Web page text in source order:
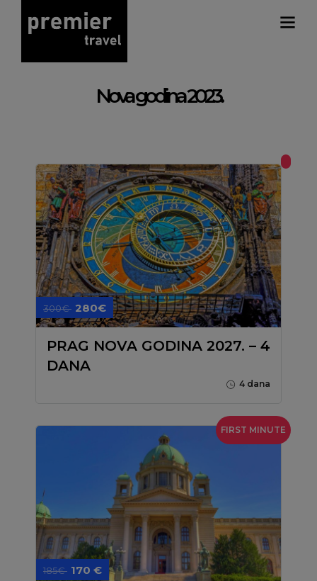
Nova godina 2023.
300€ 280€
PRAG NOVA GODINA 2027. – 4
DANA
4 dana
FIRST MINUTE
185€ 170 €